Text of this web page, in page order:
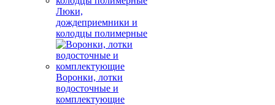
Люки,
дождеприемники и
колодцы полимерные
Воронки, лотки
водосточные и
комплектующие